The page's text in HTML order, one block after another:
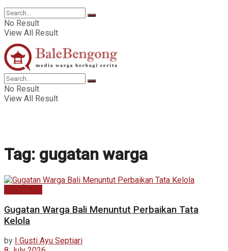
No Result
View All Result
No Result
View All Result
Tag: gugatan warga
Gugatan Warga Bali Menuntut Perbaikan Tata
Kelola
by
I Gusti Ayu Septiari